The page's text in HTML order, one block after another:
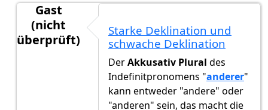
Gast
(nicht
überprüft)
Starke Deklination und
schwache Deklination
DerAkkusativ Plural des
Indefinitpronomens "anderer"
kann entweder "andere" oder
"anderen" sein, das macht die